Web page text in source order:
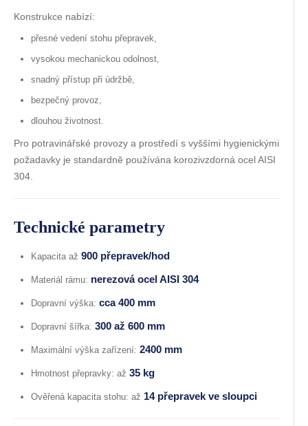
Konstrukce nabízí:
přesné vedení stohu přepravek,
vysokou mechanickou odolnost,
snadný přístup při údržbě,
bezpečný provoz,
dlouhou životnost.
Pro potravinářské provozy a prostředí s vyššími hygienickými
požadavky je standardně používána korozivzdorná ocel AISI
304.
Technické parametry
Kapacita až 900 přepravek/hod
Materiál rámu: nerezová ocel AISI 304
Dopravní výška: cca 400 mm
Dopravní šířka: 300 až 600 mm
Maximální výška zařízení: 2400 mm
Hmotnost přepravky: až 35 kg
Ověřená kapacita stohu: až 14 přepravek ve sloupci